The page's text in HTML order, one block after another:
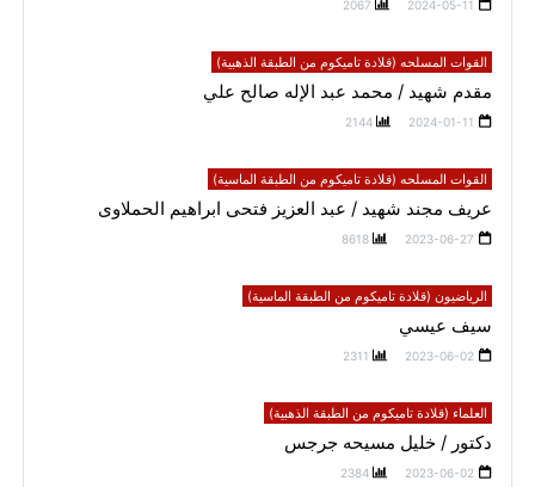
2024-05-11
2067
القوات المسلحه (قلادة تاميكوم من الطبقة الذهبية)
مقدم شهيد / محمد عبد الإله صالح علي
2024-01-11
2144
القوات المسلحه (قلادة تاميكوم من الطبقة الماسية)
عريف مجند شهيد / عبد العزيز فتحى ابراهيم الحملاوى
2023-06-27
8618
الرياضيون (قلادة تاميكوم من الطبقة الماسية)
سيف عيسي
2023-06-02
2311
العلماء (قلادة تاميكوم من الطبقة الذهبية)
دكتور / خليل مسيحه جرجس
2023-06-02
2384